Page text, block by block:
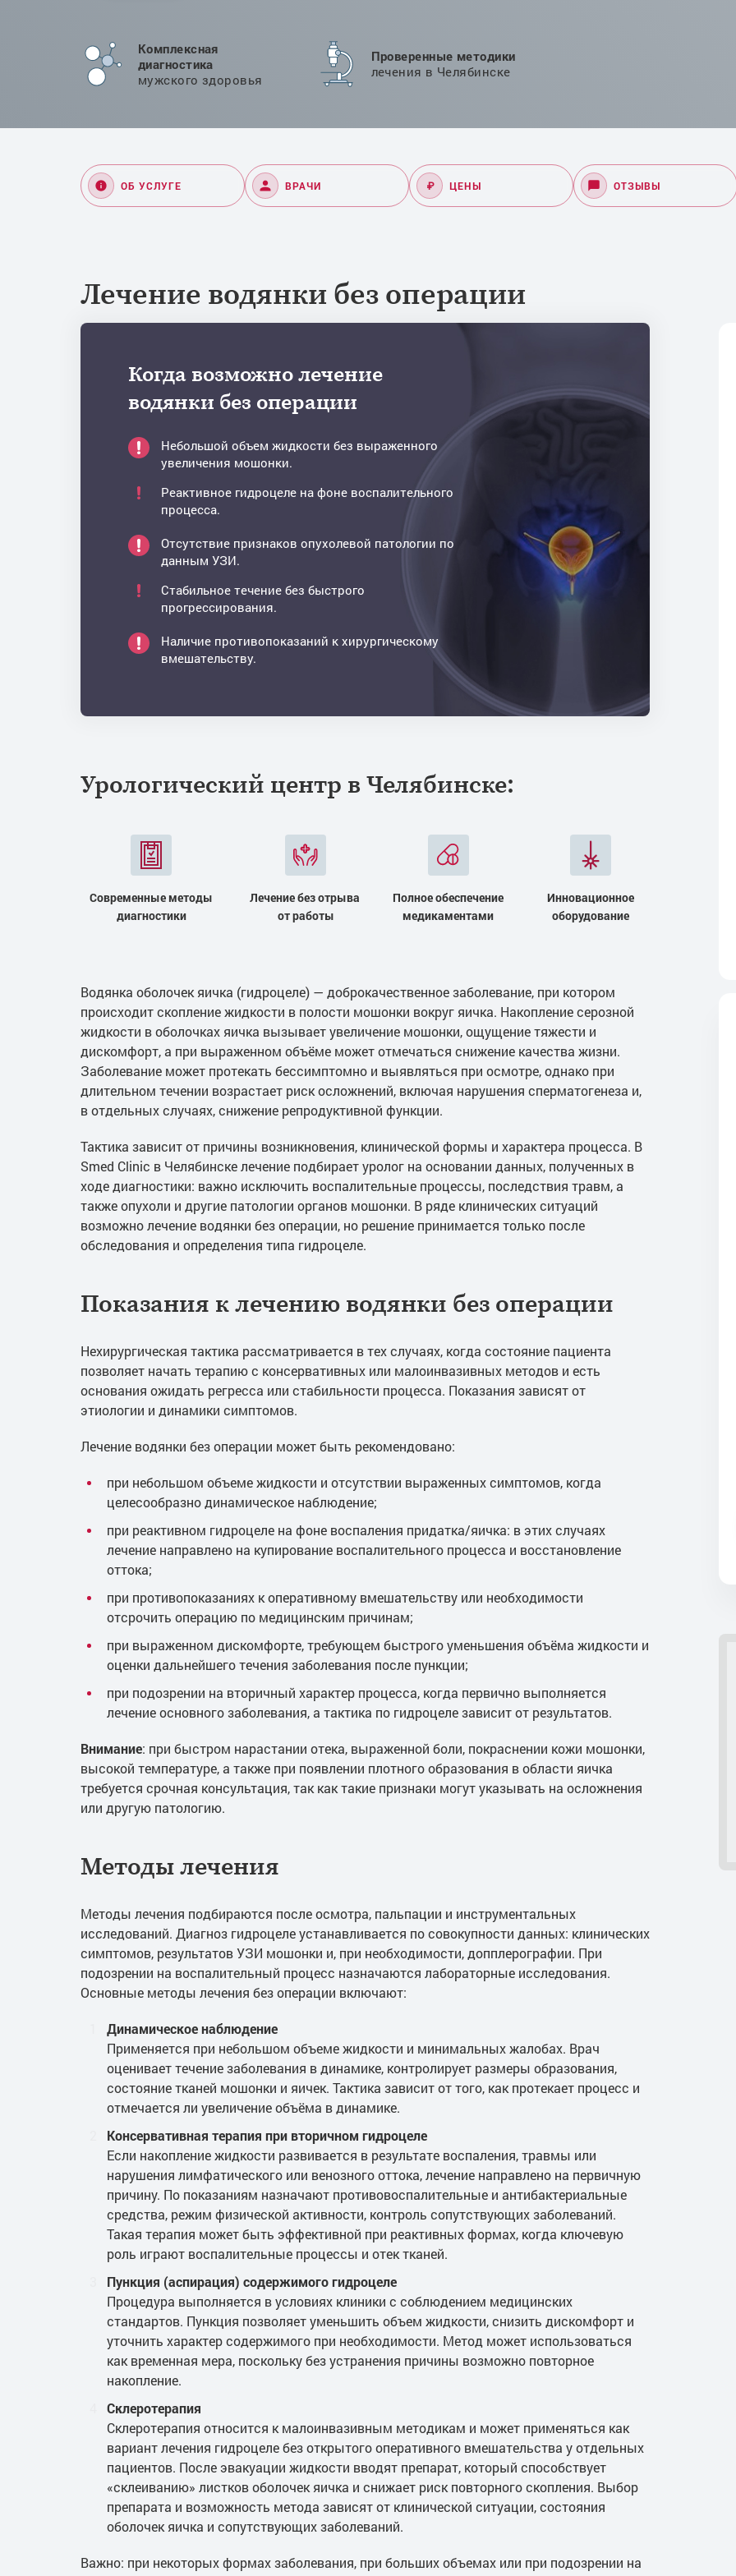
Комплексная
диагностика
мужского здоровья
Проверенные методики
лечения в Челябинске
ОБ УСЛУГЕ ВРАЧИ ₽ ЦЕНЫ ОТЗЫВЫ
Лечение водянки без операции
Когда возможно лечение
водянки без операции
Небольшой объем жидкости без выраженного
увеличения мошонки.
Реактивное гидроцеле на фоне воспалительного
процесса.
Отсутствие признаков опухолевой патологии по
данным УЗИ.
Стабильное течение без быстрого
прогрессирования.
Наличие противопоказаний к хирургическому
вмешательству.
Урологический центр в Челябинске:
Современные методы
диагностики
Лечение без отрыва
от работы
Полное обеспечение
медикаментами
Инновационное
оборудование
Водянка оболочек яичка (гидроцеле) — доброкачественное заболевание, при котором
происходит скопление жидкости в полости мошонки вокруг яичка. Накопление серозной
жидкости в оболочках яичка вызывает увеличение мошонки, ощущение тяжести и
дискомфорт, а при выраженном объёме может отмечаться снижение качества жизни.
Заболевание может протекать бессимптомно и выявляться при осмотре, однако при
длительном течении возрастает риск осложнений, включая нарушения сперматогенеза и,
в отдельных случаях, снижение репродуктивной функции.
Тактика зависит от причины возникновения, клинической формы и характера процесса. В
Smed Clinic в Челябинске лечение подбирает уролог на основании данных, полученных в
ходе диагностики: важно исключить воспалительные процессы, последствия травм, а
также опухоли и другие патологии органов мошонки. В ряде клинических ситуаций
возможно лечение водянки без операции, но решение принимается только после
обследования и определения типа гидроцеле.
Показания к лечению водянки без операции
Нехирургическая тактика рассматривается в тех случаях, когда состояние пациента
позволяет начать терапию с консервативных или малоинвазивных методов и есть
основания ожидать регресса или стабильности процесса. Показания зависят от
этиологии и динамики симптомов.
Лечение водянки без операции может быть рекомендовано:
при небольшом объеме жидкости и отсутствии выраженных симптомов, когда
целесообразно динамическое наблюдение;
при реактивном гидроцеле на фоне воспаления придатка/яичка: в этих случаях
лечение направлено на купирование воспалительного процесса и восстановление
оттока;
при противопоказаниях к оперативному вмешательству или необходимости
отсрочить операцию по медицинским причинам;
при выраженном дискомфорте, требующем быстрого уменьшения объёма жидкости и
оценки дальнейшего течения заболевания после пункции;
при подозрении на вторичный характер процесса, когда первично выполняется
лечение основного заболевания, а тактика по гидроцеле зависит от результатов.
Внимание: при быстром нарастании отека, выраженной боли, покраснении кожи мошонки,
высокой температуре, а также при появлении плотного образования в области яичка
требуется срочная консультация, так как такие признаки могут указывать на осложнения
или другую патологию.
Методы лечения
Методы лечения подбираются после осмотра, пальпации и инструментальных
исследований. Диагноз гидроцеле устанавливается по совокупности данных: клинических
симптомов, результатов УЗИ мошонки и, при необходимости, допплерографии. При
подозрении на воспалительный процесс назначаются лабораторные исследования.
Основные методы лечения без операции включают:
Динамическое наблюдение
Применяется при небольшом объеме жидкости и минимальных жалобах. Врач
оценивает течение заболевания в динамике, контролирует размеры образования,
состояние тканей мошонки и яичек. Тактика зависит от того, как протекает процесс и
отмечается ли увеличение объёма в динамике.
Консервативная терапия при вторичном гидроцеле
Если накопление жидкости развивается в результате воспаления, травмы или
нарушения лимфатического или венозного оттока, лечение направлено на первичную
причину. По показаниям назначают противовоспалительные и антибактериальные
средства, режим физической активности, контроль сопутствующих заболеваний.
Такая терапия может быть эффективной при реактивных формах, когда ключевую
роль играют воспалительные процессы и отек тканей.
Пункция (аспирация) содержимого гидроцеле
Процедура выполняется в условиях клиники с соблюдением медицинских
стандартов. Пункция позволяет уменьшить объем жидкости, снизить дискомфорт и
уточнить характер содержимого при необходимости. Метод может использоваться
как временная мера, поскольку без устранения причины возможно повторное
накопление.
Склеротерапия
Склеротерапия относится к малоинвазивным методикам и может применяться как
вариант лечения гидроцеле без открытого оперативного вмешательства у отдельных
пациентов. После эвакуации жидкости вводят препарат, который способствует
«склеиванию» листков оболочек яичка и снижает риск повторного скопления. Выбор
препарата и возможность метода зависят от клинической ситуации, состояния
оболочек яичка и сопутствующих заболеваний.
Важно: при некоторых формах заболевания, при больших объемах или при подозрении на